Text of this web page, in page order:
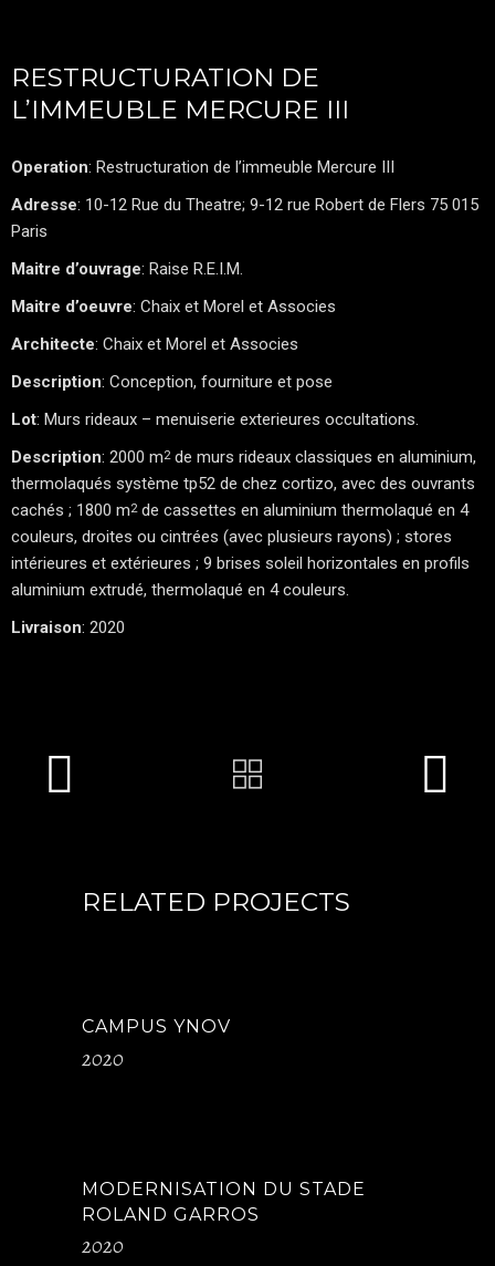
RESTRUCTURATION DE
L’IMMEUBLE MERCURE III
Operation: Restructuration de l’immeuble Mercure III
Adresse: 10-12 Rue du Theatre; 9-12 rue Robert de Flers 75 015
Paris
Maitre d’ouvrage: Raise R.E.I.M.
Maitre d’oeuvre: Chaix et Morel et Associes
Architecte: Chaix et Morel et Associes
Description: Conception, fourniture et pose
Lot: Murs rideaux – menuiserie exterieures occultations.
Description: 2000 m2de murs rideaux classiques en aluminium,
thermolaqués système tp52 de chez cortizo, avec des ouvrants
cachés ; 1800 m2de cassettes en aluminium thermolaqué en 4
couleurs, droites ou cintrées (avec plusieurs rayons) ; stores
intérieures et extérieures ; 9 brises soleil horizontales en profils
aluminium extrudé, thermolaqué en 4 couleurs.
Livraison: 2020
RELATED PROJECTS
CAMPUS YNOV
2020
MODERNISATION DU STADE
ROLAND GARROS
2020